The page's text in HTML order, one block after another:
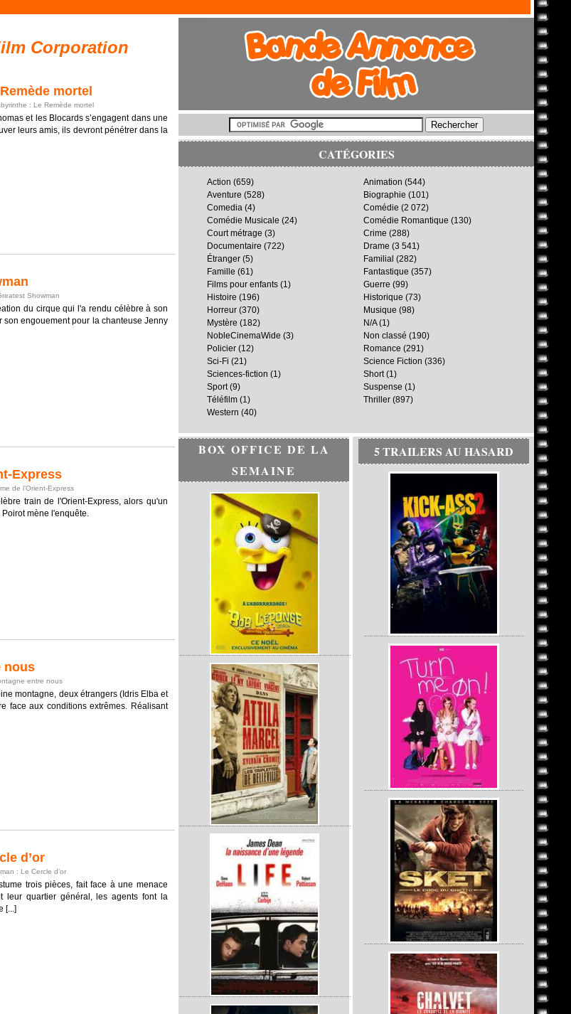
Corporation
mortel
: Le Remède mortel
et les Blocards s’engagent dans une
leurs amis, ils devront pénétrer dans la
Showman
du cirque qui l'a rendu célèbre à son
engouement pour la chanteuse Jenny
Express
de l’Orient-Express
train de l'Orient-Express, alors qu'un
mène l'enquête.
nous
entre nous
montagne, deux étrangers (Idris Elba et
face aux conditions extrêmes. Réalisant
d’or
: Le Cercle d’or
trois pièces, fait face à une menace
leur quartier général, les agents font la
[...]
CATÉGORIES
Action (659) Animation (544)
Aventure (528) Biographie (101)
Comedia (4) Comédie (2 072)
Comédie Musicale (24) Comédie Romantique (130)
Court métrage (3) Crime (288)
Documentaire (722) Drame (3 541)
Étranger (5) Familial (282)
Famille (61) Fantastique (357)
Films pour enfants (1) Guerre (99)
Histoire (196) Historique (73)
Horreur (370) Musique (98)
Mystère (182) N/A(1)
NobleCinemaWide (3) Non classé (190)
Policier (12) Romance (291)
Sci-Fi (21) Science Fiction (336)
Sciences-fiction (1) Short(1)
Sport(9) Suspense (1)
Téléfilm (1) Thriller (897)
Western (40)
BOX OFFICE DE LA
SEMAINE
5 TRAILERS AU HASARD